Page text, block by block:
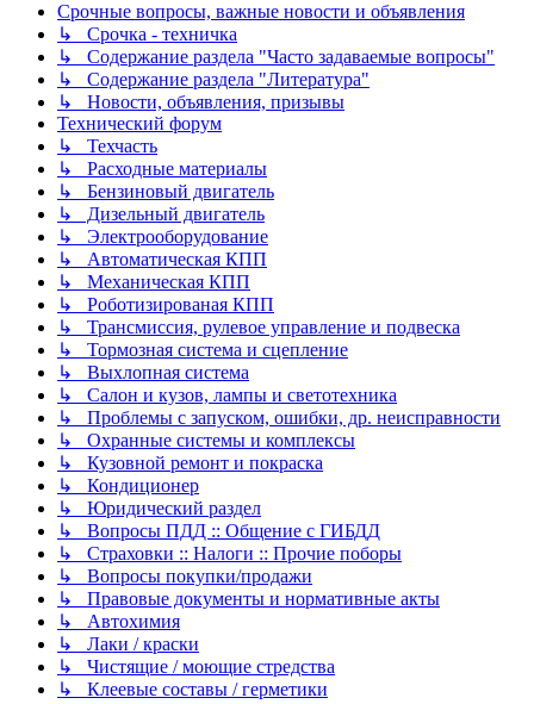
Срочные вопросы, важные новости и объявления
↳ Срочка - техничка
↳ Содержание раздела "Часто задаваемые вопросы"
↳ Содержание раздела "Литература"
↳ Новости, объявления, призывы
Технический форум
↳ Техчасть
↳ Расходные материалы
↳ Бензиновый двигатель
↳ Дизельный двигатель
↳ Электрооборудование
↳ Автоматическая КПП
↳ Механическая КПП
↳ Роботизированая КПП
↳ Трансмиссия, рулевое управление и подвеска
↳ Тормозная система и сцепление
↳ Выхлопная система
↳ Салон и кузов, лампы и светотехника
↳ Проблемы с запуском, ошибки, др. неисправности
↳ Охранные системы и комплексы
↳ Кузовной ремонт и покраска
↳ Кондиционер
↳ Юридический раздел
↳ Вопросы ПДД :: Общение с ГИБДД
↳ Страховки :: Налоги :: Прочие поборы
↳ Вопросы покупки/продажи
↳ Правовые документы и нормативные акты
↳ Автохимия
↳ Лаки / краски
↳ Чистящие / моющие стредства
↳ Клеевые составы / герметики